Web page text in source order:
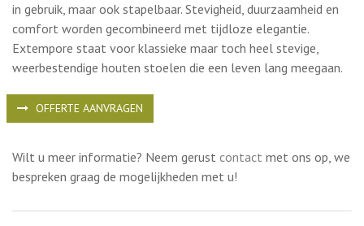
in gebruik, maar ook stapelbaar. Stevigheid, duurzaamheid en
comfort worden gecombineerd met tijdloze elegantie.
Extempore staat voor klassieke maar toch heel stevige,
weerbestendige houten stoelen die een leven lang meegaan.
OFFERTE AANVRAGEN
Wilt u meer informatie? Neem gerust contact met ons op, we
bespreken graag de mogelijkheden met u!